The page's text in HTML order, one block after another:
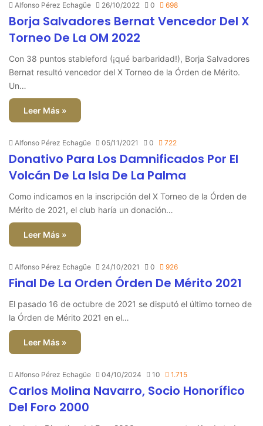
Alfonso Pérez Echagüe 26/10/2022 0 698
Borja Salvadores Bernat Vencedor Del X
Torneo De La OM 2022
Con 38 puntos stableford (¡qué barbaridad!), Borja Salvadores
Bernat resultó vencedor del X Torneo de la Órden de Mérito.
Un…
Leer Más »
Alfonso Pérez Echagüe 05/11/2021 0 722
Donativo Para Los Damnificados Por El
Volcán De La Isla De La Palma
Como indicamos en la inscripción del X Torneo de la Órden de
Mérito de 2021, el club haría un donación…
Leer Más »
Alfonso Pérez Echagüe 24/10/2021 0 926
Final De La Orden Órden De Mérito 2021
El pasado 16 de octubre de 2021 se disputó el último torneo de
la Órden de Mérito 2021 en el…
Leer Más »
Alfonso Pérez Echagüe 04/10/2024 10 1.715
Carlos Molina Navarro, Socio Honorífico
Del Foro 2000